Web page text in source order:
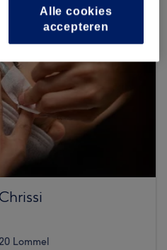
Lommel
Alle cookies
accepteren